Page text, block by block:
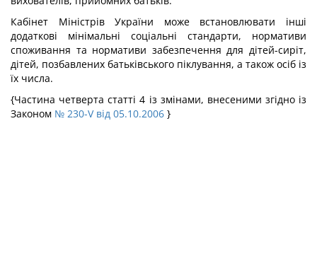
Кабінет Міністрів України може встановлювати інші
додаткові мінімальні соціальні стандарти, нормативи
споживання та нормативи забезпечення для дітей-сиріт,
дітей, позбавлених батьківського піклування, а також осіб із
їх числа.
{Частина четверта статті 4 із змінами, внесеними згідно із
Законом № 230-V від 05.10.2006 }